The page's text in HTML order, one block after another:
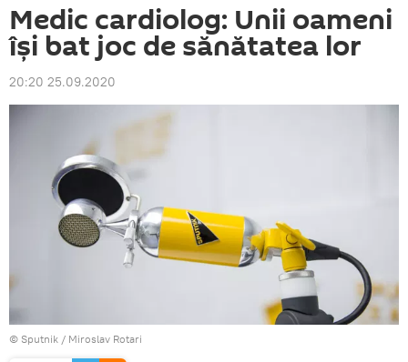
Medic cardiolog: Unii oameni
își bat joc de sănătatea lor
20:20 25.09.2020
© Sputnik / Miroslav Rotari